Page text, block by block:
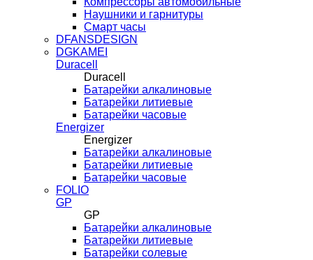
Наушники и гарнитуры
Смарт часы
DFANSDESIGN
DGKAMEI
Duracell
Duracell
Батарейки алкалиновые
Батарейки литиевые
Батарейки часовые
Energizer
Energizer
Батарейки алкалиновые
Батарейки литиевые
Батарейки часовые
FOLIO
GP
GP
Батарейки алкалиновые
Батарейки литиевые
Батарейки солевые